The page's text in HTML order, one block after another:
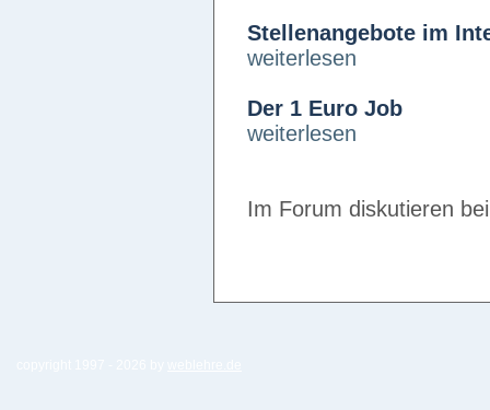
Stellenangebote im
weiterlesen
Der 1 Euro Job
weiterlesen
Im Forum diskutieren